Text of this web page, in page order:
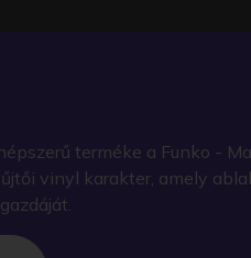
terméke a Funko -
vinyl karakter, amely